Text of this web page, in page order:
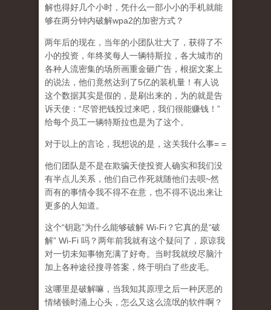
解也得好几个小时，凭什么一部小小的手机就能
够在两分钟内破解wpa2的加密方式？
两年后的现在，当年的小团队壮大了，获得了不
小的投资，年终奖每人一辆特斯拉，各大城市的
各种人流密集的场所画重金砸广告，根据文案上
的说法，他们竟然达到了5亿的装机量！有人说
这个数据其实是假的，是刷出来的，为的就是告
诉天使：“尽管把钱投过来吧，我们很能赚钱！”
给每个员工一辆特斯拉也是为了这个。
对于以上的言论，我想说的是，这关我什么事= =
他们团队是不是在欺骗天使投资人确实和我们没
有半点儿关系，他们自己作死就随他们去呗~然
而有的事情令我不得不在意，也不得不说出来让
更多的人知道。
这个“钥匙”为什么能够破解 Wi-Fi？它真的是“破
解” Wi-Fi 吗？两年前我就有这个疑问了，原谅我
对一切未知事物充满了好奇。当时我就绞尽脑汁
加上各种途径搜寻答案，终于明白了些皮毛。
这哪里是破解嘛，当我知其原理之后一种厌恶的
情绪顿时涌上心头，怎么又这么流氓的软件啊？